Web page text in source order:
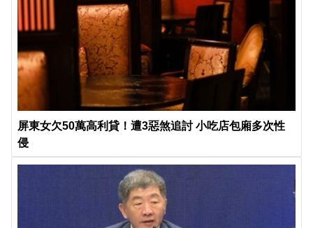
屏東女欠50萬高利貸！遭3惡煞追討 小吃店包廂多次性
侵